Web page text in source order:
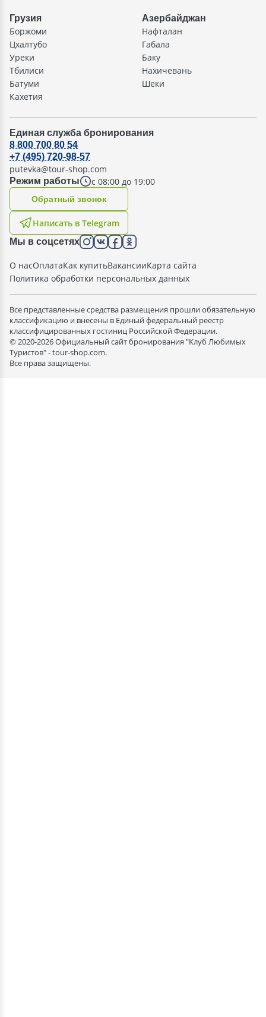
Грузия
Боржоми
Цхалтубо
Уреки
Тбилиси
Батуми
Кахетия
Азербайджан
Нафталан
Габала
Баку
Нахичевань
Шеки
Единая служба бронирования
Режим работы с 08:00 до 19:00
8 800 700 80 54
+7 (495) 720-98-57
putevka@tour-shop.com
Написать в Telegram
Oбратный звонок
Мы в соцсетях
О насОплатаКак купитьВакансииКарта сайта
Политика обработки персональных данных
Все представленные средства размещения прошли обязательную
классификацию и внесены в Единый федеральный реестр
классифицированных гостиниц Российской Федерации.
© 2020-2026 Официальный сайт бронирования "Клуб Любимых
Туристов" - tour-shop.com.
Все права защищены.